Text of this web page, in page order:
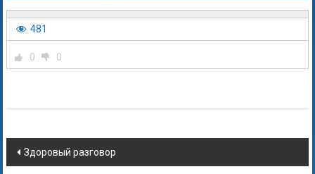
481
0 0
Здоровый разговор